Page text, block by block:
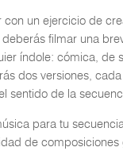
con un ejercicio de
filmar una
índole: cómica, de
dos versiones,
sentido de la
para tu
de